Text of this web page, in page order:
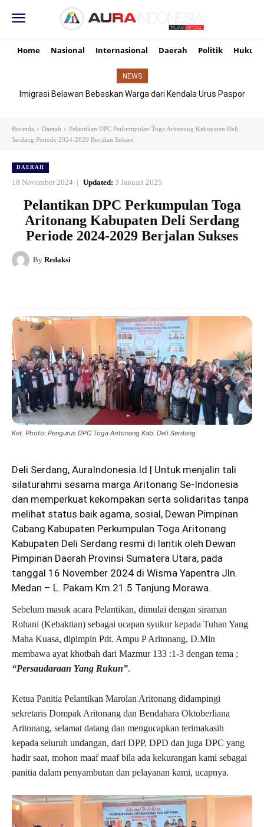
Home Nasional Internasional Daerah Politik Hukum
NEWS
Imigrasi Belawan Bebaskan Warga dari Kendala Urus Paspor
Beranda Daerah
Pelantikan DPC Perkumpulan Toga Aritonang Kabupaten Deli
Serdang Periode 2024-2029 Berjalan Sukses
DAERAH
18 November 2024 Updated: 3 Januari 2025
Pelantikan DPC Perkumpulan Toga
Aritonang Kabupaten Deli Serdang
Periode 2024-2029 Berjalan Sukses
By Redaksi
Ket. Photo: Pengurus DPC Toga Aritonang Kab. Deli Serdang
Deli Serdang, AuraIndonesia.Id | Untuk menjalin tali
silaturahmi sesama marga Aritonang Se-Indonesia
dan memperkuat kekompakan serta solidaritas tanpa
melihat status baik agama, sosial, Dewan Pimpinan
Cabang Kabupaten Perkumpulan Toga Aritonang
Kabupaten Deli Serdang resmi di lantik oleh Dewan
Pimpinan Daerah Provinsi Sumatera Utara, pada
tanggal 16 November 2024 di Wisma Yapentra Jln.
Medan – L. Pakam Km.21.5 Tanjung Morawa.
Sebelum masuk acara Pelantikan, dimulai dengan siraman
Rohani (Kebaktian) sebagai ucapan syukur kepada Tuhan Yang
Maha Kuasa, dipimpin Pdt. Ampu P Aritonang, D.Min
membawa ayat khotbah dari Mazmur 133 :1-3 dengan tema ;
“Persaudaraan Yang Rukun”.
Ketua Panitia Pelantikan Marolan Aritonang didampingi
sekretaris Dompak Aritonang dan Bendahara Oktoberliana
Aritonang, selamat datang dan mengucapkan terimakasih
kepada seluruh undangan, dari DPP, DPD dan juga DPC yang
hadir saat, mohon maaf maaf bila ada kekurangan kami sebagai
panitia dalam penyambutan dan pelayanan kami, ucapnya.